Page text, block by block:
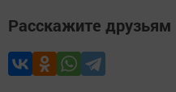
Расскажите друзьям